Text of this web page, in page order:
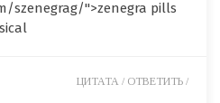
szenegrag/">zenegra pills
ЦИТАТА / ОТВЕТИТЬ /